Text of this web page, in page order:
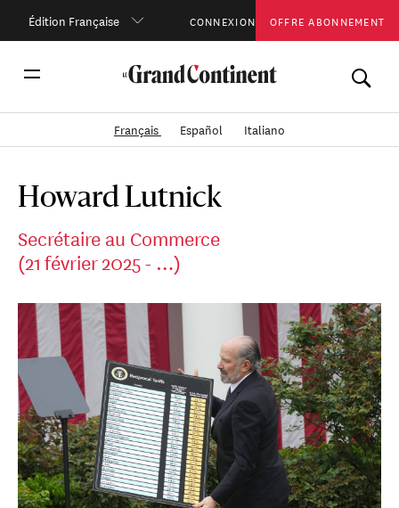
Édition Française CONNEXION OFFRE ABONNEMENT
Français Español Italiano
Howard Lutnick
Secrétaire au Commerce
(21 février 2025 - …)